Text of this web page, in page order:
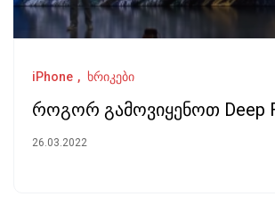
iPhone ხრიკები
როგორ გამოვიყენოთ Deep
26.03.2022